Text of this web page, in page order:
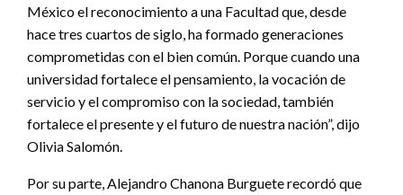
México el reconocimiento a una Facultad que, desde
hace tres cuartos de siglo, ha formado generaciones
comprometidas con el bien común. Porque cuando una
universidad fortalece el pensamiento, la vocación de
servicio y el compromiso con la sociedad, también
fortalece el presente y el futuro de nuestra nación”, dijo
Olivia Salomón.
Por su parte, Alejandro Chanona Burguete recordó que